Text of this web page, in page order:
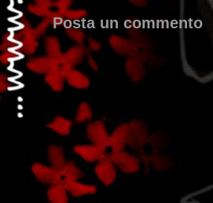
Posta un commento